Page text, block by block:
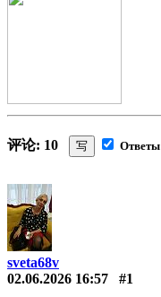
评论: 10 写 Ответы
sveta68v
02.06.2026 16:57
#1